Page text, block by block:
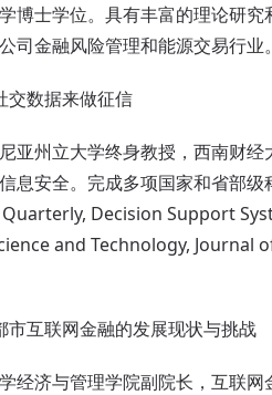
博士学位。具有丰富的理论研
司金融风险管理和能源交易行业。
数据来做征信
亚州立大学终身教授，西南财
息安全。完成多项国家和省部
Quarterly, Decision Support
and Technology,
互联网金融的发展现状与挑战
经济与管理学院副院长，互联